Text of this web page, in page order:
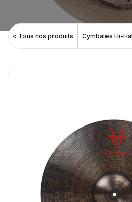
< Tous nos produits Cymbales Hi-